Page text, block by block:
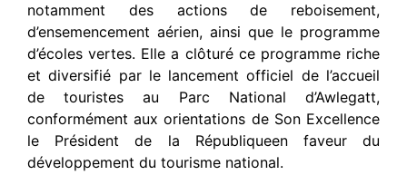
notamment des actions de reboisement,
d’ensemencement aérien, ainsi que le programme
d’écoles vertes. Elle a clôturé ce programme riche
et diversifié par le lancement officiel de l’accueil
de touristes au Parc National d’Awlegatt,
conformément aux orientations de Son Excellence
le Président de la Républiqueen faveur du
développement du tourisme national.